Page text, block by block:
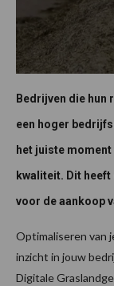
Bedrijven die hun
een hoger
het juiste
kwaliteit. Dit
voor de aankoop
Optimaliseren van
inzicht in jouw
Digitale